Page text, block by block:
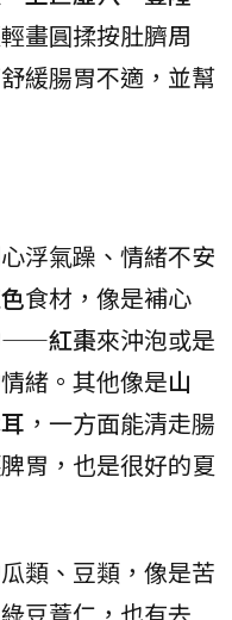
畫圓揉按肚臍周
舒緩腸胃不適，並幫
浮氣躁、情緒不安
食材，像是補心
——紅棗來沖泡或是
緒。其他像是山
，一方面能清走腸
胃，也是很好的夏
類、豆類，像是苦